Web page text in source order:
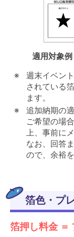
適用対象例
週末イベン
されている
ます。
追加納期の
ご希望の場
上、事前に
なお、回答
ので、余裕
箔色・プ
箔押し料金 ＝